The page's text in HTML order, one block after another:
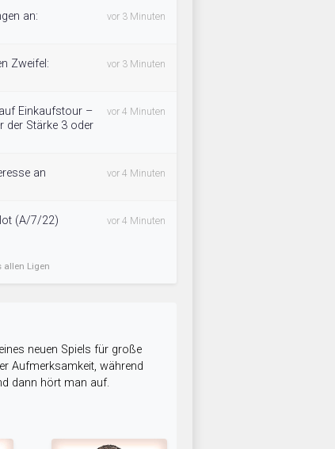
an:
vor 3 Minuten
Zweifel:
vor 3 Minuten
Einkaufstour –
der Stärke 3 oder
vor 4 Minuten
an
vor 4 Minuten
(A/7/22)
vor 4 Minuten
allen Ligen
neuen Spiels für große
Aufmerksamkeit, während
dann hört man auf.